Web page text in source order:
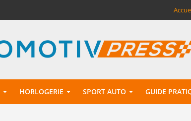
HORLOGERIE SPORT AUTO GUIDE